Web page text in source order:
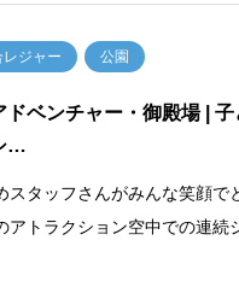
レジャー 公園
ドベンチャー・御殿場 |
…
スタッフさんがみんな笑顔で
アトラクション空中での連続